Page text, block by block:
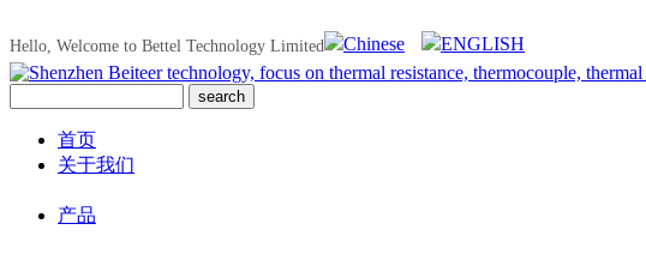
Hello, Welcome to Bettel Technology Limited Chinese ENGLISH
首页
关于我们
产品